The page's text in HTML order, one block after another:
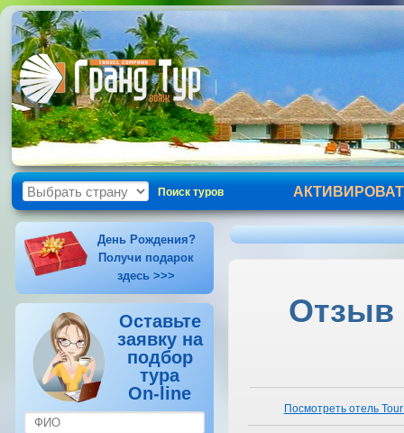
Поиск туров
День Рождения?
Получи подарок
здесь >>>
Оставьте
заявку на
подбор
тура
On-line
Отзыв
Посмотреть отель